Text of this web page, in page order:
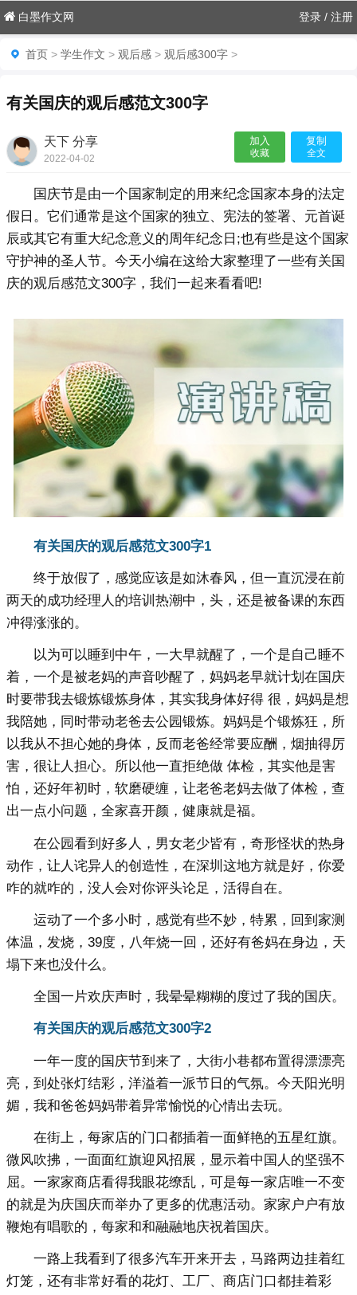
白墨作文网 登录 / 注册
首页 > 学生作文 > 观后感 > 观后感300字 >
有关国庆的观后感范文300字
天下 分享
2022-04-02
加入
收藏
复制
全文
国庆节是由一个国家制定的用来纪念国家本身的法定
假日。它们通常是这个国家的独立、宪法的签署、元首诞
辰或其它有重大纪念意义的周年纪念日;也有些是这个国家
守护神的圣人节。今天小编在这给大家整理了一些有关国
庆的观后感范文300字，我们一起来看看吧!
有关国庆的观后感范文300字1
终于放假了，感觉应该是如沐春风，但一直沉浸在前
两天的成功经理人的培训热潮中，头，还是被备课的东西
冲得涨涨的。
以为可以睡到中午，一大早就醒了，一个是自己睡不
着，一个是被老妈的声音吵醒了，妈妈老早就计划在国庆
时要带我去锻炼锻炼身体，其实我身体好得 很，妈妈是想
我陪她，同时带动老爸去公园锻炼。妈妈是个锻炼狂，所
以我从不担心她的身体，反而老爸经常要应酬，烟抽得厉
害，很让人担心。所以他一直拒绝做 体检，其实他是害
怕，还好年初时，软磨硬缠，让老爸老妈去做了体检，查
出一点小问题，全家喜开颜，健康就是福。
在公园看到好多人，男女老少皆有，奇形怪状的热身
动作，让人诧异人的创造性，在深圳这地方就是好，你爱
咋的就咋的，没人会对你评头论足，活得自在。
运动了一个多小时，感觉有些不妙，特累，回到家测
体温，发烧，39度，八年烧一回，还好有爸妈在身边，天
塌下来也没什么。
全国一片欢庆声时，我晕晕糊糊的度过了我的国庆。
有关国庆的观后感范文300字2
一年一度的国庆节到来了，大街小巷都布置得漂漂亮
亮，到处张灯结彩，洋溢着一派节日的气氛。今天阳光明
媚，我和爸爸妈妈带着异常愉悦的心情出去玩。
在街上，每家店的门口都插着一面鲜艳的五星红旗。
微风吹拂，一面面红旗迎风招展，显示着中国人的坚强不
屈。一家家商店看得我眼花缭乱，可是每一家店唯一不变
的就是为庆国庆而举办了更多的优惠活动。家家户户有放
鞭炮有唱歌的，每家和和融融地庆祝着国庆。
一路上我看到了很多汽车开来开去，马路两边挂着红
灯笼，还有非常好看的花灯、工厂、商店门口都挂着彩